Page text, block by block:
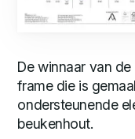
De winnaar van
frame die is
ondersteunende
beukenhout.